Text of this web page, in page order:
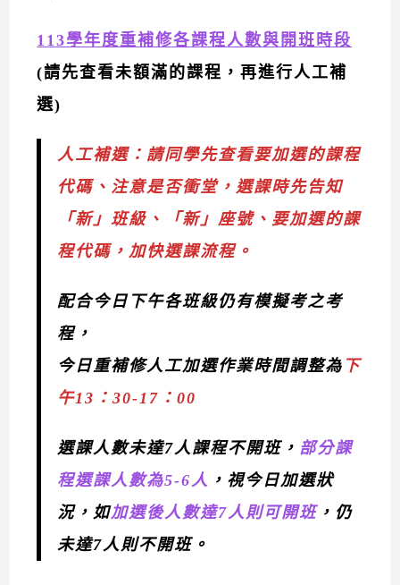
113學年度重補修各課程人數與開班時段
(請先查看未額滿的課程，再進行人工補
選)
人工補選：請同學先查看要加選的課程
代碼、注意是否衝堂，選課時先告知
「新」班級、
「新」 座號、要加選的課
程代碼，加快選課流程。
配合今日下午各班級仍有模擬考之考
程，
今日重補修人工加選作業時間調整為 下
午13：30-17：00
選課人數未達7人課程不開班， 部分課
程選課人數為5-6人 ，視今日加選狀
況，如加選後人數達7人則可開班，仍
未達7人則不開班。